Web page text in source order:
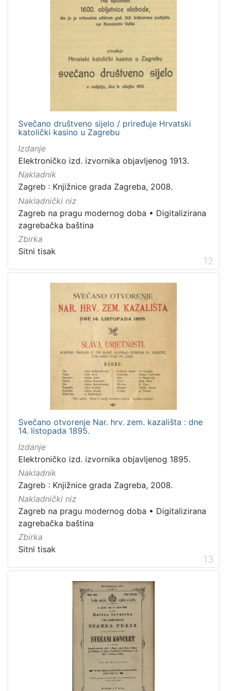
Svečano društveno sijelo / priređuje Hrvatski
katolički kasino u Zagrebu
Izdanje
Elektroničko izd. izvornika objavljenog 1913.
Nakladnik
Zagreb : Knjižnice grada Zagreba, 2008.
Nakladnički niz
Zagreb na pragu modernog doba • Digitalizirana
zagrebačka baština
Zbirka
Sitni tisak
12
Svečano otvorenje Nar. hrv. zem. kazališta : dne
14. listopada 1895.
Izdanje
Elektroničko izd. izvornika objavljenog 1895.
Nakladnik
Zagreb : Knjižnice grada Zagreba, 2008.
Nakladnički niz
Zagreb na pragu modernog doba • Digitalizirana
zagrebačka baština
Zbirka
Sitni tisak
13